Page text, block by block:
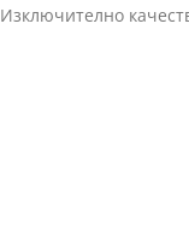
Изключително